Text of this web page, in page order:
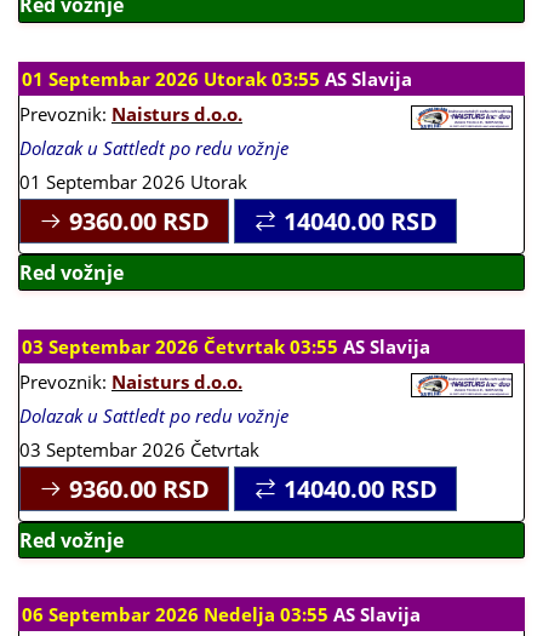
01 Septembar 2026 Utorak 03:55 AS Slavija
Prevoznik: Naisturs d.o.o.
Dolazak u Sattledt po redu vožnje
01 Septembar 2026 Utorak
9360.00 RSD 14040.00 RSD
Red vožnje
03 Septembar 2026 Četvrtak 03:55 AS Slavija
Prevoznik: Naisturs d.o.o.
Dolazak u Sattledt po redu vožnje
03 Septembar 2026 Četvrtak
9360.00 RSD 14040.00 RSD
Red vožnje
06 Septembar 2026 Nedelja 03:55 AS Slavija